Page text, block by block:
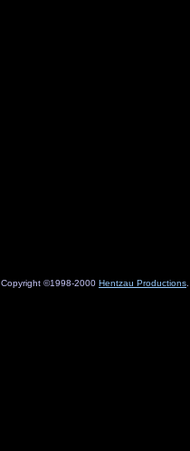
Copyright ©1998-2000 Hentzau Productions